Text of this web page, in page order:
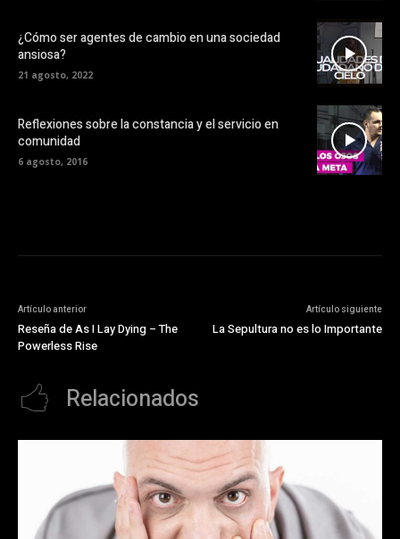
¿Cómo ser agentes de cambio en una sociedad
ansiosa?
21 agosto, 2022
Reflexiones sobre la constancia y el servicio en
comunidad
6 agosto, 2016
Artículo anterior
Reseña de As I Lay Dying – The
Powerless Rise
Artículo siguiente
La Sepultura no es lo Importante
Relacionados